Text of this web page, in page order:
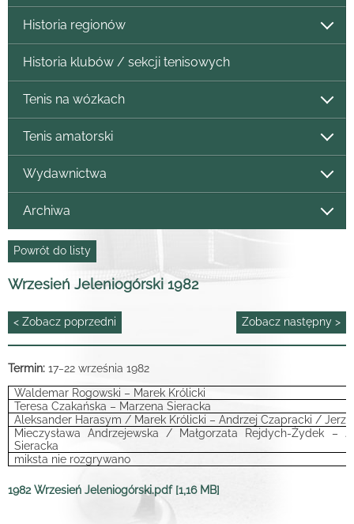
Historia regionów
Historia klubów / sekcji tenisowych
Tenis na wózkach
Tenis amatorski
Wydawnictwa
Archiwa
Powrót do listy
Wrzesień Jeleniogórski 1982
< Zobacz poprzedni Zobacz następny >
Termin: 17–22 września 1982
Waldemar Rogowski – Marek Królicki
Teresa Czakańska – Marzena Sieracka
Aleksander Harasym / Marek Królicki – Andrzej Czapracki / Jerzy
Mieczysława Andrzejewska / Małgorzata Rejdych-Żydek –
Sieracka
miksta nie rozgrywano
1982 Wrzesień Jeleniogórski.pdf [1,16 MB]